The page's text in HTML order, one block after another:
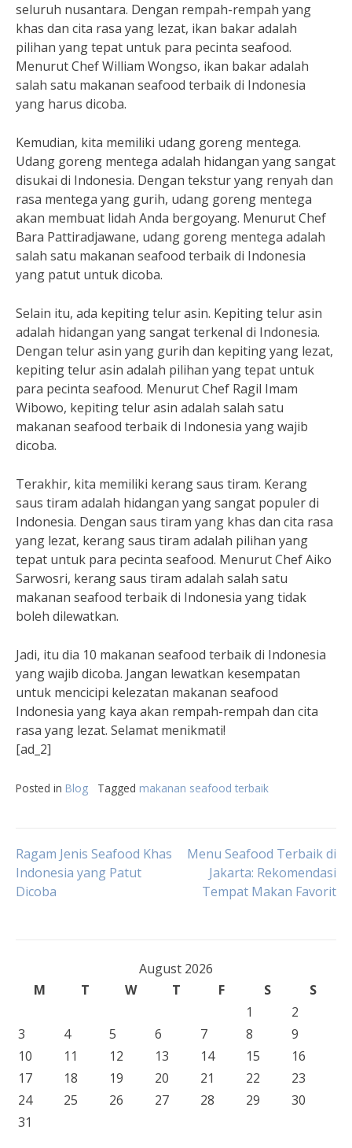
seluruh nusantara. Dengan rempah-rempah yang
khas dan cita rasa yang lezat, ikan bakar adalah
pilihan yang tepat untuk para pecinta seafood.
Menurut Chef William Wongso, ikan bakar adalah
salah satu makanan seafood terbaik di Indonesia
yang harus dicoba.
Kemudian, kita memiliki udang goreng mentega.
Udang goreng mentega adalah hidangan yang sangat
disukai di Indonesia. Dengan tekstur yang renyah dan
rasa mentega yang gurih, udang goreng mentega
akan membuat lidah Anda bergoyang. Menurut Chef
Bara Pattiradjawane, udang goreng mentega adalah
salah satu makanan seafood terbaik di Indonesia
yang patut untuk dicoba.
Selain itu, ada kepiting telur asin. Kepiting telur asin
adalah hidangan yang sangat terkenal di Indonesia.
Dengan telur asin yang gurih dan kepiting yang lezat,
kepiting telur asin adalah pilihan yang tepat untuk
para pecinta seafood. Menurut Chef Ragil Imam
Wibowo, kepiting telur asin adalah salah satu
makanan seafood terbaik di Indonesia yang wajib
dicoba.
Terakhir, kita memiliki kerang saus tiram. Kerang
saus tiram adalah hidangan yang sangat populer di
Indonesia. Dengan saus tiram yang khas dan cita rasa
yang lezat, kerang saus tiram adalah pilihan yang
tepat untuk para pecinta seafood. Menurut Chef Aiko
Sarwosri, kerang saus tiram adalah salah satu
makanan seafood terbaik di Indonesia yang tidak
boleh dilewatkan.
Jadi, itu dia 10 makanan seafood terbaik di Indonesia
yang wajib dicoba. Jangan lewatkan kesempatan
untuk mencicipi kelezatan makanan seafood
Indonesia yang kaya akan rempah-rempah dan cita
rasa yang lezat. Selamat menikmati!
[ad_2]
Posted in Blog Tagged makanan seafood terbaik
Post
navigation
Ragam Jenis Seafood Khas
Indonesia yang Patut
Dicoba
Menu Seafood Terbaik di
Jakarta: Rekomendasi
Tempat Makan Favorit
August 2026
M
T W T F S
S
1
2
3
4 5 6 7 8
9
10
11 12 13 14 15
16
17
18 19 20 21 22
23
24
25 26 27 28 29
30
31